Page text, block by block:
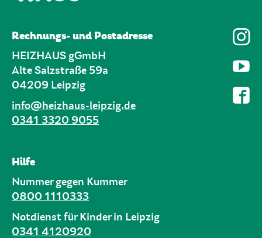
Rechnungs- und Postadresse
HEIZHAUS gGmbH
Alte Salzstraße 59a
04209 Leipzig
info@heizhaus-leipzig.de
0341 3320 9055
Hilfe
Nummer gegen Kummer
0800 1110333
Notdienst für Kinder in Leipzig
0341 4120920